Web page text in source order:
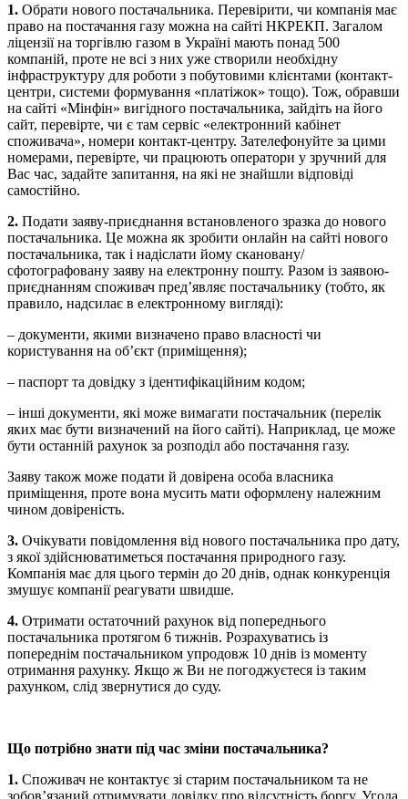
1. Обрати нового постачальника. Перевірити, чи компанія має
право на постачання газу можна на сайті НКРЕКП. Загалом
ліцензії на торгівлю газом в Україні мають понад 500
компаній, проте не всі з них уже створили необхідну
інфраструктуру для роботи з побутовими клієнтами (контакт-
центри, системи формування «платіжок» тощо). Тож, обравши
на сайті «Мінфін» вигідного постачальника, зайдіть на його
сайт, перевірте, чи є там сервіс «електронний кабінет
споживача», номери контакт-центру. Зателефонуйте за цими
номерами, перевірте, чи працюють оператори у зручний для
Вас час, задайте запитання, на які не знайшли відповіді
самостійно.
2. Подати заяву-приєднання встановленого зразка до нового
постачальника. Це можна як зробити онлайн на сайті нового
постачальника, так і надіслати йому скановану/
сфотографовану заяву на електронну пошту. Разом із заявою-
приєднанням споживач пред’являє постачальнику (тобто, як
правило, надсилає в електронному вигляді):
– документи, якими визначено право власності чи
користування на об’єкт (приміщення);
– паспорт та довідку з ідентифікаційним кодом;
– інші документи, які може вимагати постачальник (перелік
яких має бути визначений на його сайті). Наприклад, це може
бути останній рахунок за розподіл або постачання газу.
Заяву також може подати й довірена особа власника
приміщення, проте вона мусить мати оформлену належним
чином довіреність.
3. Очікувати повідомлення від нового постачальника про дату,
з якої здійснюватиметься постачання природного газу.
Компанія має для цього термін до 20 днів, однак конкуренція
змушує компанії реагувати швидше.
4. Отримати остаточний рахунок від попереднього
постачальника протягом 6 тижнів. Розрахуватись із
попереднім постачальником упродовж 10 днів із моменту
отримання рахунку. Якщо ж Ви не погоджуєтеся із таким
рахунком, слід звернутися до суду.
Що потрібно знати під час зміни постачальника?
1. Споживач не контактує зі старим постачальником та не
зобов’язаний отримувати довідку про відсутність боргу. Угода